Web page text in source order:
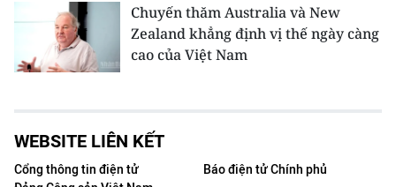
Chuyến thăm Australia và New
Zealand khẳng định vị thế ngày càng
cao của Việt Nam
WEBSITE LIÊN KẾT
Cổng thông tin điện tử
Báo điện tử Chính phủ